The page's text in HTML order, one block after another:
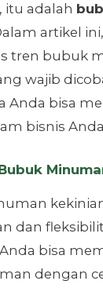
itu adalah
artikel
tren bubuk
wajib
Anda bisa
bisnis
dan
bisa
dengan